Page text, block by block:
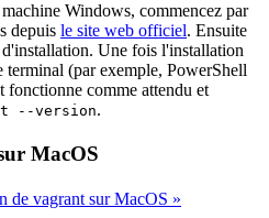
Windows, commencez par
depuis le site web officiel. Ensuite
d'installation. Une fois l'installation
terminal (par exemple, PowerShell
comme attendu et
--version.
MacOS
de vagrant sur MacOS »